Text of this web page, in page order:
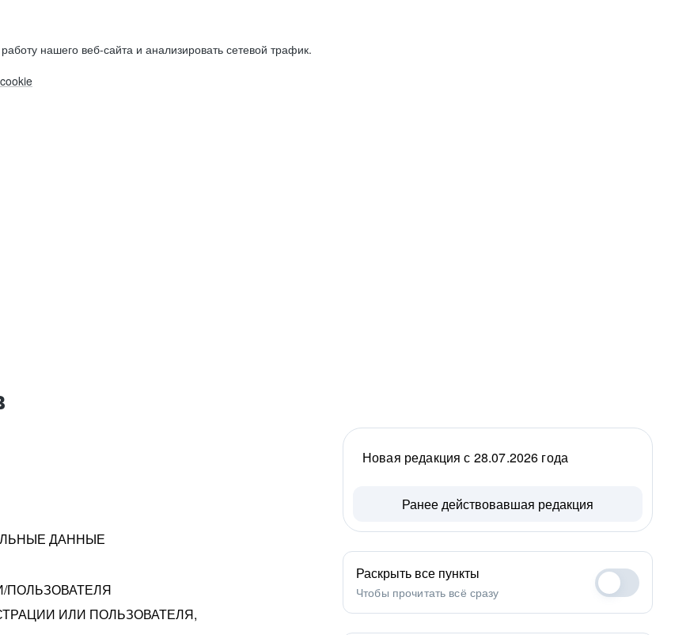
нашего веб-сайта и анализировать сетевой трафик.
ДАННЫЕ
ПОЛЬЗОВАТЕЛЯ
ИЛИ ПОЛЬЗОВАТЕЛЯ,
Новая редакция с 28.07.2026 года
Ранее действовавшая редакция
Раскрыть все пункты
Чтобы прочитать всё сразу